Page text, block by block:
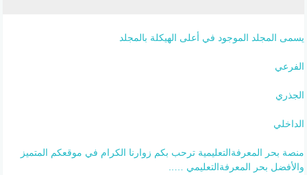
يسمى المجلد الموجود في أعلى الهيكلة بالمجلد
الفرعي
الجذري
الداخلي
منصة بحر المعرفةالتعليمية ترحب بكم زوارنا الكرام في موقعكم المتميز
والأفضل بحر المعرفةالتعليمي …..